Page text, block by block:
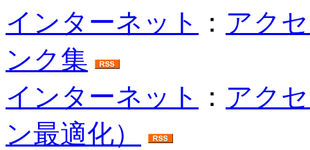
インターネット
： アク
ンク集
インターネット
： アク
ン最適化）